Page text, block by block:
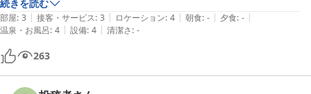
続きを読む
部屋: 3 | 接客・サービス: 3 | ロケーション: 4 | 朝食: - | 夕食: - |
温泉・お風呂: 4 | 設備: 4 | 清潔さ: -
263